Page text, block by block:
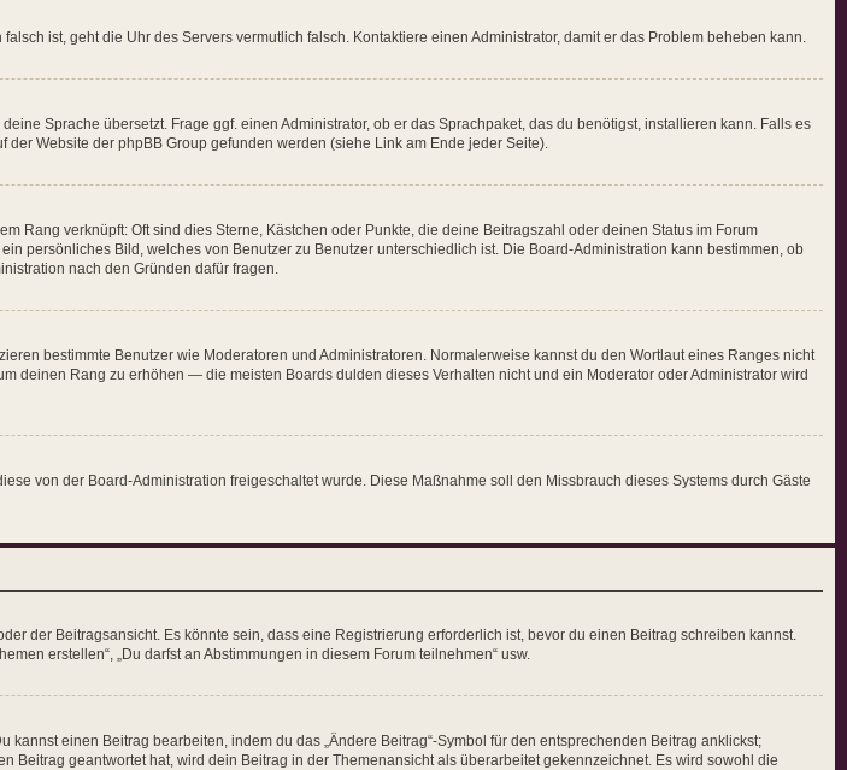
ist, geht die Uhr des Servers vermutlich falsch. Kontaktiere einen Administrator, damit er das Problem beheben kann.
Sprache übersetzt. Frage ggf. einen Administrator, ob er das Sprachpaket, das du benötigst, installieren kann. Falls es
Website der phpBB Group gefunden werden (siehe Link am Ende jeder Seite).
Rang verknüpft: Oft sind dies Sterne, Kästchen oder Punkte, die deine Beitragszahl oder deinen Status im Forum
persönliches Bild, welches von Benutzer zu Benutzer unterschiedlich ist. Die Board-Administration kann bestimmen, ob
nach den Gründen dafür fragen.
bestimmte Benutzer wie Moderatoren und Administratoren. Normalerweise kannst du den Wortlaut eines Ranges nicht
deinen Rang zu erhöhen — die meisten Boards dulden dieses Verhalten nicht und ein Moderator oder Administrator wird
von der Board-Administration freigeschaltet wurde. Diese Maßnahme soll den Missbrauch dieses Systems durch Gäste
der Beitragsansicht. Es könnte sein, dass eine Registrierung erforderlich ist, bevor du einen Beitrag schreiben kannst.
erstellen“, „Du darfst an Abstimmungen in diesem Forum teilnehmen“ usw.
einen Beitrag bearbeiten, indem du das „Ändere Beitrag“-Symbol für den entsprechenden Beitrag anklickst;
geantwortet hat, wird dein Beitrag in der Themenansicht als überarbeitet gekennzeichnet. Es wird sowohl die